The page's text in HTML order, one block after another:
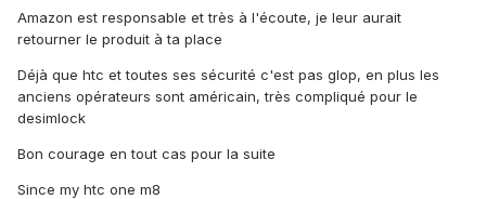
Amazon est responsable et très à l'écoute, je leur aurait
retourner le produit à ta place
Déjà que htc et toutes ses sécurité c'est pas glop, en plus les
anciens opérateurs sont américain, très compliqué pour le
desimlock
Bon courage en tout cas pour la suite
Since my htc one m8